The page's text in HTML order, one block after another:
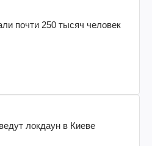
почти 250 тысяч человек
локдаун в Киеве